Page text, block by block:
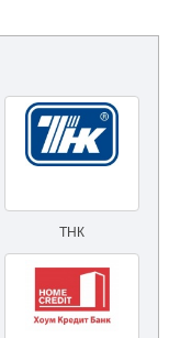
ТНК